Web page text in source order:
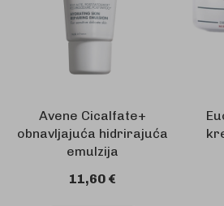
Avene Cicalfate+
obnavljajuća hidrirajuća
emulzija
11,60 €